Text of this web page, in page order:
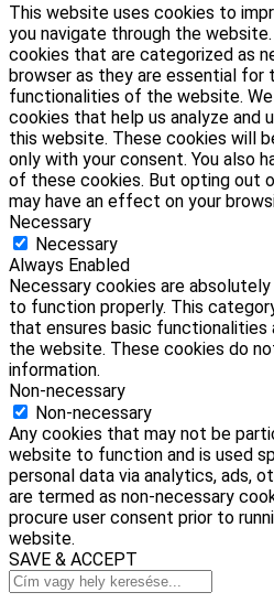
This website uses cookies to
you navigate through the
cookies that are categorized as
browser as they are essential for
functionalities of the website.
cookies that help us analyze and
this website. These cookies will
only with your consent. You also
of these cookies. But opting out
may have an effect on your
Necessary
Necessary
Always Enabled
Necessary cookies are
to function properly. This
that ensures basic
the website. These cookies do
information.
Non-necessary
Non-necessary
Any cookies that may not be
website to function and is used
personal data via analytics, ads,
are termed as non-necessary
procure user consent prior to
website.
SAVE & ACCEPT